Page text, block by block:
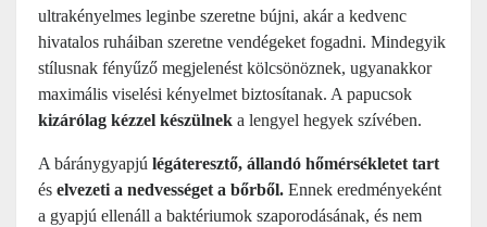
ultrakényelmes leginbe szeretne bújni, akár a kedvenc
hivatalos ruháiban szeretne vendégeket fogadni. Mindegyik
stílusnak fényűző megjelenést kölcsönöznek, ugyanakkor
maximális viselési kényelmet biztosítanak. A papucsok
kizárólag kézzel készülnek a lengyel hegyek szívében.
A báránygyapjú légáteresztő, állandó hőmérsékletet tart
és elvezeti a nedvességet a bőrből. Ennek eredményeként
a gyapjú ellenáll a baktériumok szaporodásának, és nem